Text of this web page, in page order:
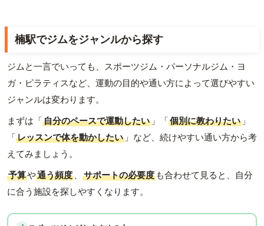
楠駅でジムをジャンルから探す
ジムと一言でいっても、スポーツジム・パーソナルジム・ヨ
ガ・ピラティスなど、運動の目的や通い方によって選びやすい
ジャンルは変わります。
まずは「自分のペースで運動したい 」「個別に教わりたい 」
「レッスンで体を動かしたい 」など、続けやすい通い方から考
えてみましょう。
予算や通う頻度 、 サポートの必要度 も合わせて見ると、自分
に合う施設を探しやすくなります。